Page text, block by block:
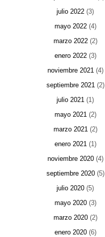
julio 2022 (3)
mayo 2022(4)
marzo 2022(2)
enero 2022(3)
noviembre 2021(4)
septiembre 2021(2)
julio 2021 (1)
mayo 2021(2)
marzo 2021(2)
enero 2021(1)
noviembre 2020(4)
septiembre 2020(5)
julio 2020 (5)
mayo 2020(3)
marzo 2020(2)
enero 2020(6)